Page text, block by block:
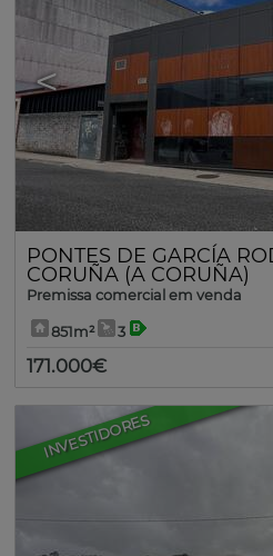
<
PONTES DE GARCÍA
CORUÑA (A CORUÑA)
Premissa comercial em venda
851m² 3
171.000€
INVESTIDORES